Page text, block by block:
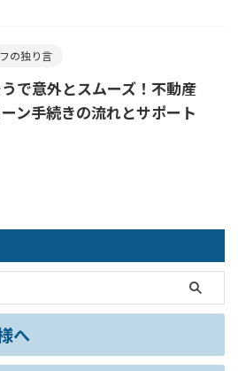
の独り言
で意外とスムーズ！不動産
ン手続きの流れとサポート
へ